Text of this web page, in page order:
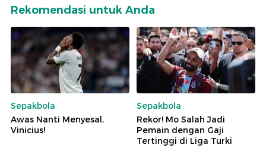
Rekomendasi untuk Anda
Sepakbola
Awas Nanti Menyesal,
Vinicius!
Sepakbola
Rekor! Mo Salah Jadi
Pemain dengan Gaji
Tertinggi di Liga Turki